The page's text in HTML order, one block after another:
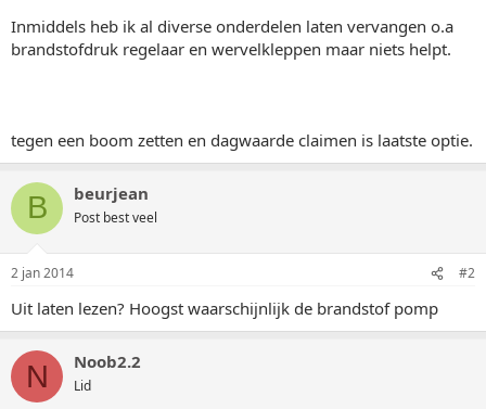
Inmiddels heb ik al diverse onderdelen laten vervangen o.a
brandstofdruk regelaar en wervelkleppen maar niets helpt.
tegen een boom zetten en dagwaarde claimen is laatste optie.
B beurjean
Post best veel
2 jan 2014 #2
Uit laten lezen? Hoogst waarschijnlijk de brandstof pomp
N Noob2.2
Lid